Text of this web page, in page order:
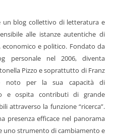
un blog collettivo di letteratura e
alle istanze autentiche di
e politico. Fondato da
personale nel 2006, diventa
Pizzo e soprattutto di Franz
noto per la sua capacità di
e ospita contributi di grande
attraverso la funzione “ricerca”.
presenza efficace nel panorama
uno strumento di cambiamento e